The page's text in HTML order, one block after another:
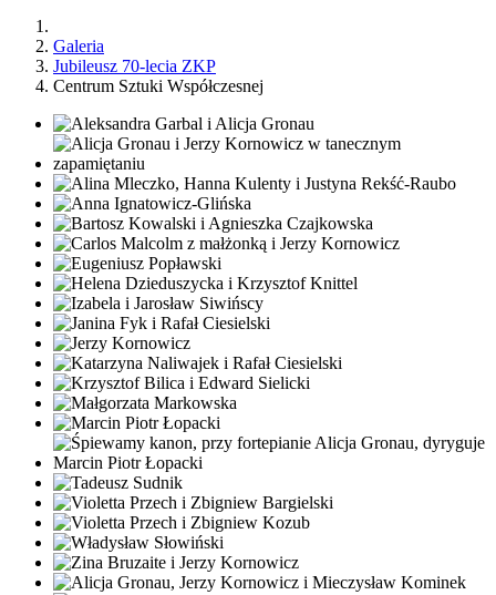
Galeria
Jubileusz 70-lecia ZKP
Centrum Sztuki Współczesnej